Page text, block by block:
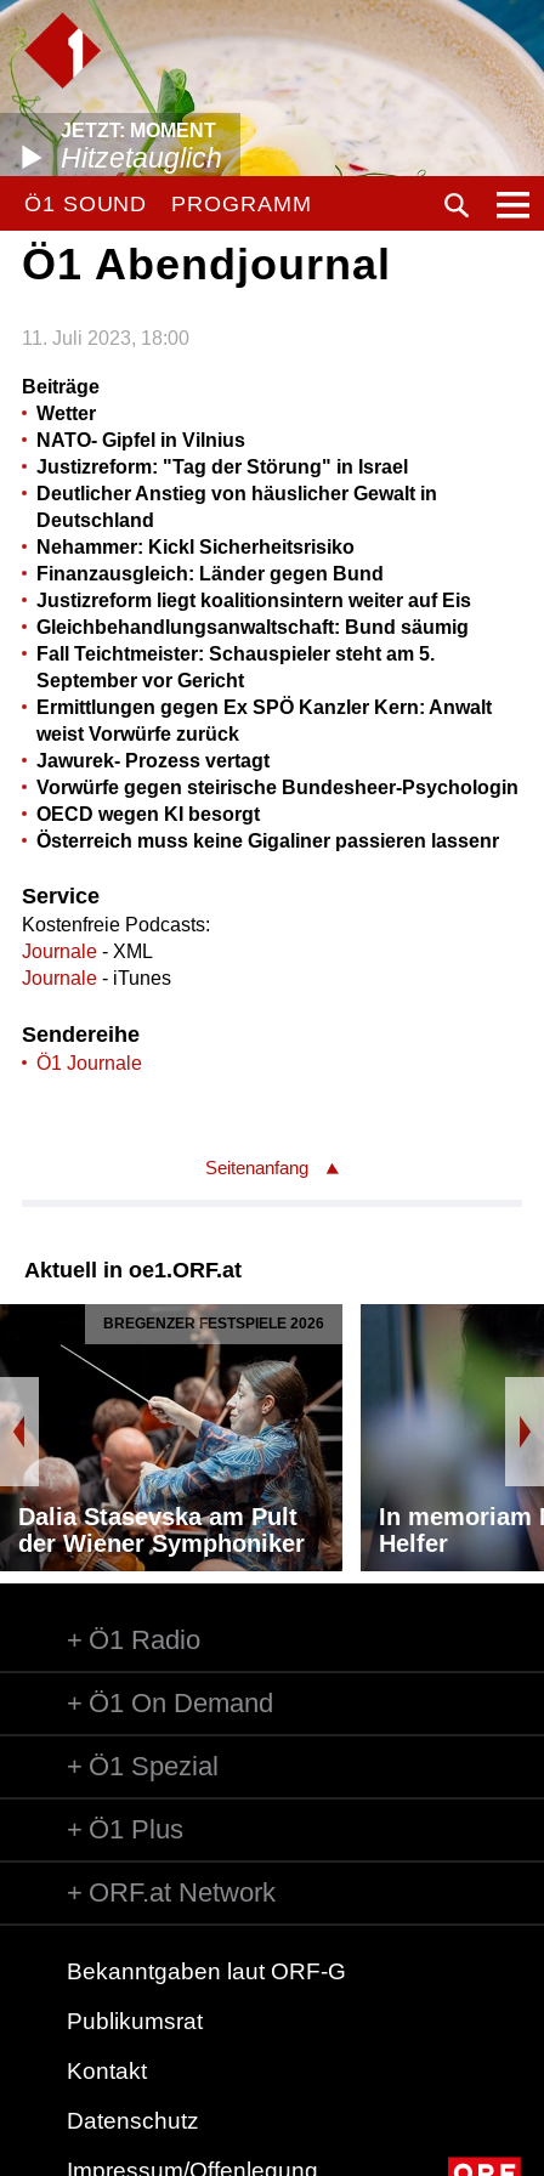
JETZT: MOMENT
Hitzetauglich
Ö1 SOUND PROGRAMM
Ö1 Abendjournal
11. Juli 2023, 18:00
Beiträge
Wetter
NATO- Gipfel in Vilnius
Justizreform: "Tag der Störung" in Israel
Deutlicher Anstieg von häuslicher Gewalt in
Deutschland
Nehammer: Kickl Sicherheitsrisiko
Finanzausgleich: Länder gegen Bund
Justizreform liegt koalitionsintern weiter auf Eis
Gleichbehandlungsanwaltschaft: Bund säumig
Fall Teichtmeister: Schauspieler steht am 5.
September vor Gericht
Ermittlungen gegen Ex SPÖ Kanzler Kern: Anwalt
weist Vorwürfe zurück
Jawurek- Prozess vertagt
Vorwürfe gegen steirische Bundesheer-Psychologin
OECD wegen KI besorgt
Österreich muss keine Gigaliner passieren lassenr
Service
Kostenfreie Podcasts:
Journale- XML
Journale- iTunes
Sendereihe
Ö1 Journale
Seitenanfang
Aktuell in oe1.ORF.at
BREGENZER FESTSPIELE 2026
Dalia Stasevska am Pult
der Wiener Symphoniker
In memoriam
Helfer
Ö1 Radio
Ö1 On Demand
Ö1 Spezial
Ö1 Plus
ORF.at Network
Bekanntgaben laut ORF-G
Publikumsrat
Kontakt
Datenschutz
Impressum/Offenlegung